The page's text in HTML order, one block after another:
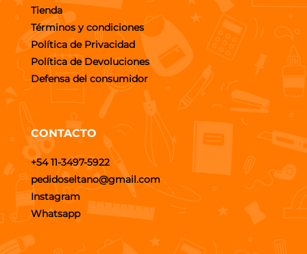
Tienda
Términos y condiciones
Política de Privacidad
Política de Devoluciones
Defensa del consumidor
CONTACTO
+54 11-3497-5922
pedidoseltano@gmail.com
Instagram
Whatsapp